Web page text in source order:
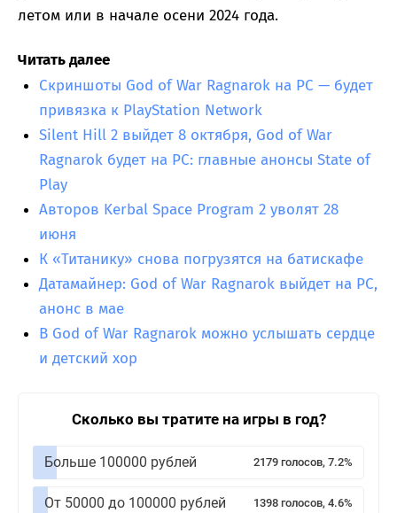
летом или в начале осени 2024 года.
Читать далее
Скриншоты God of War Ragnarok на PC — будет
привязка к PlayStation Network
Silent Hill 2 выйдет 8 октября, God of War
Ragnarok будет на PC: главные анонсы State of
Play
Авторов Kerbal Space Program 2 уволят 28
июня
К «Титанику» снова погрузятся на батискафе
Датамайнер: God of War Ragnarok выйдет на PC,
анонс в мае
В God of War Ragnarok можно услышать сердце
и детский хор
Сколько вы тратите на игры в год?
Больше 100000 рублей 2179 голосов, 7.2%
От 50000 до 100000 рублей 1398 голосов, 4.6%